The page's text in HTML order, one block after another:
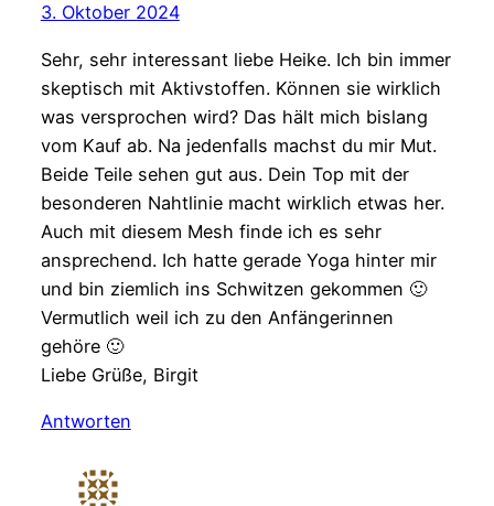
3. Oktober 2024
Sehr, sehr interessant liebe Heike. Ich bin immer
skeptisch mit Aktivstoffen. Können sie wirklich
was versprochen wird? Das hält mich bislang
vom Kauf ab. Na jedenfalls machst du mir Mut.
Beide Teile sehen gut aus. Dein Top mit der
besonderen Nahtlinie macht wirklich etwas her.
Auch mit diesem Mesh finde ich es sehr
ansprechend. Ich hatte gerade Yoga hinter mir
und bin ziemlich ins Schwitzen gekommen 🙂
Vermutlich weil ich zu den Anfängerinnen
gehöre 🙂
Liebe Grüße, Birgit
Antworten